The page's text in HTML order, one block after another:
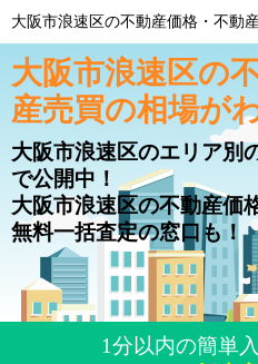
大阪市浪速区の不動産価格・不動
大阪市浪速区の
産売買の相場が
大阪市浪速区のエリア別
で公開中！
大阪市浪速区の不動産価
無料一括査定の窓口も！
1分以内の簡単